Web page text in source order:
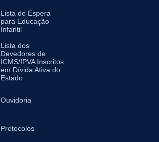
Lista de Espera
para Educação
Infantil
Lista dos
Devedores de
ICMS/IPVA Inscritos
em Dívida Ativa do
Estado
Ouvidoria
Protocolos